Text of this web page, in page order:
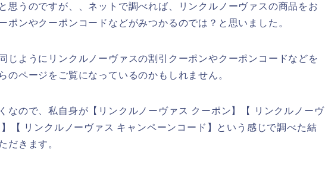
思うのですが、、ネットで調べれば、リンクルノーヴァスの商品をお
ポンやクーポンコードなどがみつかるのでは？と思いました。
じようにリンクルノーヴァスの割引クーポンやクーポンコードなどを
のページをご覧になっているのかもしれません。
なので、私自身が【リンクルノーヴァス クーポン】【 リンクルノーヴ
【 リンクルノーヴァス キャンペーンコード】という感じで調べた結
だきます。